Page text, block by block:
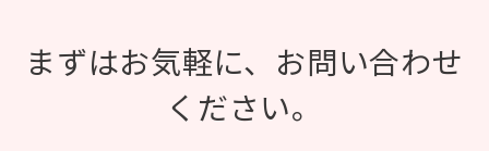
まずはお気軽に、お問い合わせ
ください。